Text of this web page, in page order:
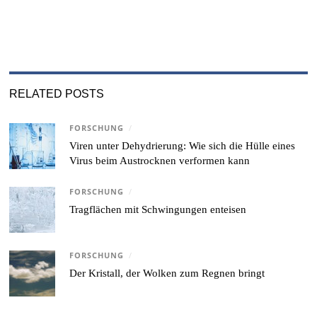
RELATED POSTS
FORSCHUNG /
Viren unter Dehydrierung: Wie sich die Hülle eines
Virus beim Austrocknen verformen kann
FORSCHUNG /
Tragflächen mit Schwingungen enteisen
FORSCHUNG /
Der Kristall, der Wolken zum Regnen bringt